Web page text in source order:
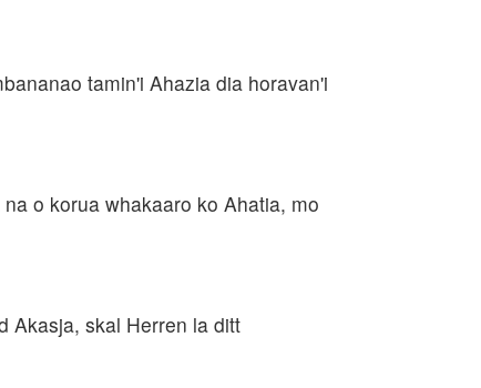
tamin'i Ahazia dia horavan'i
o korua whakaaro ko Ahatia, mo
Akasja, skal Herren la ditt